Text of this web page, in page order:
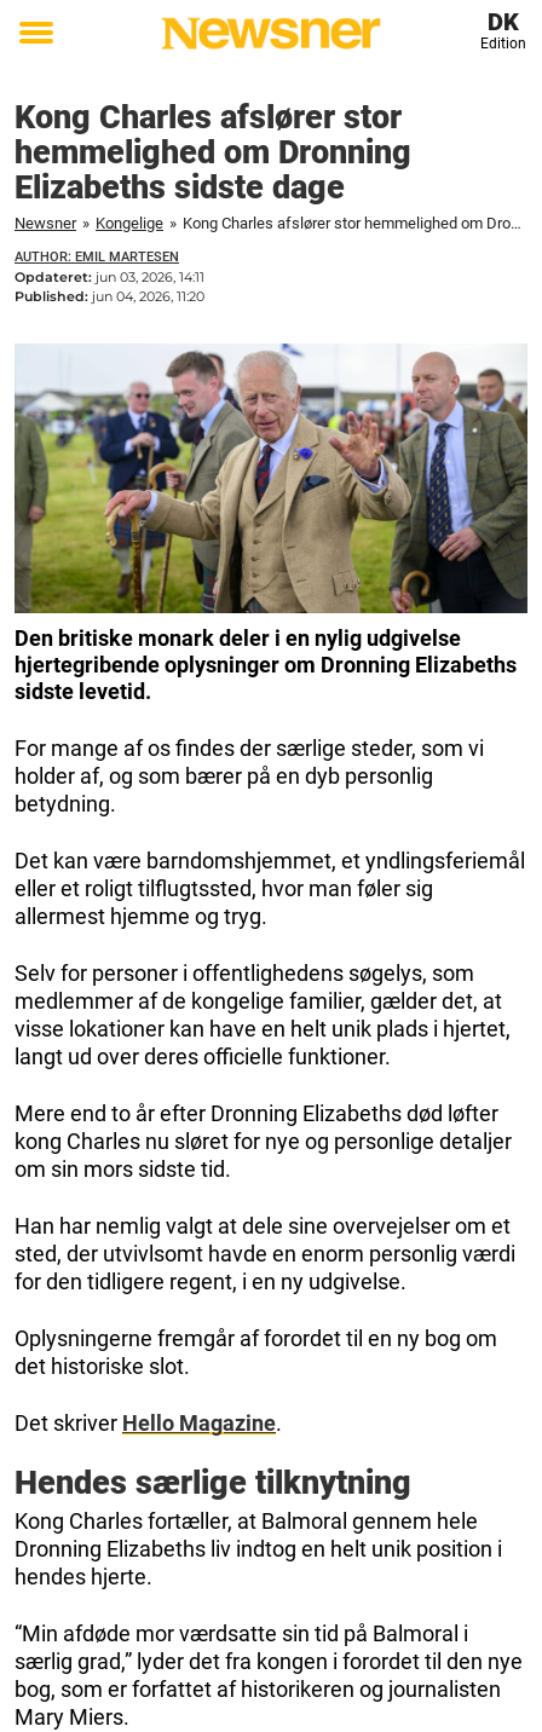
Toggle
DK
Edition
Kong Charles afslører stor
hemmelighed om Dronning
Elizabeths sidste dage
Newsner » Kongelige » Kong Charles afslører stor hemmelighed om Dronning Elizabeths sidste dage
AUTHOR: EMIL MARTESEN
Opdateret: jun 03, 2026, 14:11
Published: jun 04, 2026, 11:20
Den britiske monark deler i en nylig udgivelse
hjertegribende oplysninger om Dronning Elizabeths
sidste levetid.
For mange af os findes der særlige steder, som vi
holder af, og som bærer på en dyb personlig
betydning.
Det kan være barndomshjemmet, et yndlingsferiemål
eller et roligt tilflugtssted, hvor man føler sig
allermest hjemme og tryg.
Selv for personer i offentlighedens søgelys, som
medlemmer af de kongelige familier, gælder det, at
visse lokationer kan have en helt unik plads i hjertet,
langt ud over deres officielle funktioner.
Mere end to år efter Dronning Elizabeths død løfter
kong Charles nu sløret for nye og personlige detaljer
om sin mors sidste tid.
Han har nemlig valgt at dele sine overvejelser om et
sted, der utvivlsomt havde en enorm personlig værdi
for den tidligere regent, i en ny udgivelse.
Oplysningerne fremgår af forordet til en ny bog om
det historiske slot.
Det skriver Hello Magazine.
Hendes særlige tilknytning
Kong Charles fortæller, at Balmoral gennem hele
Dronning Elizabeths liv indtog en helt unik position i
hendes hjerte.
“Min afdøde mor værdsatte sin tid på Balmoral i
særlig grad,” lyder det fra kongen i forordet til den nye
bog, som er forfattet af historikeren og journalisten
Mary Miers.